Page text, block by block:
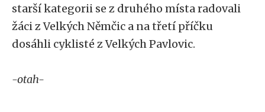
starší kategorii se z druhého místa radovali
žáci z Velkých Němčic a na třetí příčku
dosáhli cyklisté z Velkých Pavlovic.
-otah-